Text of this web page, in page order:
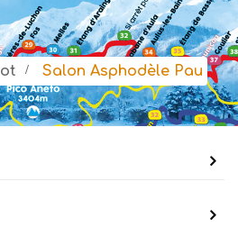
> Salon Asphodèle Pau